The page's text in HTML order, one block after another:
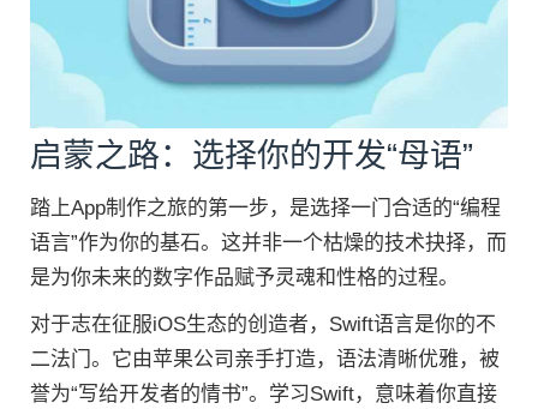
启蒙之路：选择你的开发“母语”
踏上App制作之旅的第一步，是选择一门合适的“编程
语言”作为你的基石。这并非一个枯燥的技术抉择，而
是为你未来的数字作品赋予灵魂和性格的过程。
对于志在征服iOS生态的创造者，Swift语言是你的不
二法门。它由苹果公司亲手打造，语法清晰优雅，被
誉为“写给开发者的情书”。学习Swift，意味着你直接